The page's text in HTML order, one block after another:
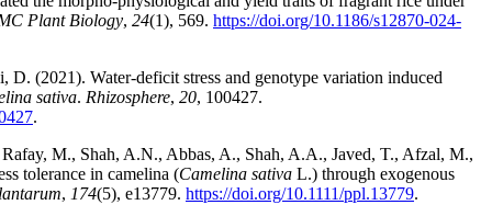
Plant Biology, 24(1), 569. https://doi.org/10.1186/s12870-024-
(2021). Water-deficit stress and genotype variation induced
sativa. Rhizosphere, 20, 100427.
.
M., Shah, A.N., Abbas, A., Shah, A.A., Javed, T., Afzal, M.,
tolerance in camelina (Camelina sativa L.) through exogenous
, 174(5), e13779. https://doi.org/10.1111/ppl.13779.